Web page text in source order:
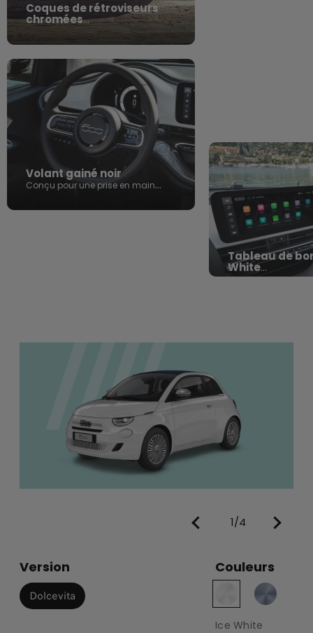
Coques de rétroviseurs
chromées
Une touche lumineuse qui capte tous
les regards.
Volant gainé noir
Conçu pour une prise en main
conduite intuitive.
Tableau de
White
Une signature
1/4
Version
Dolcevita
Couleurs
Ice White